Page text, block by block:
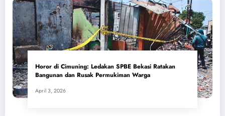
Horor di Cimuning: Ledakan SPBE Bekasi Ratakan
Bangunan dan Rusak Permukiman Warga
April 3, 2026